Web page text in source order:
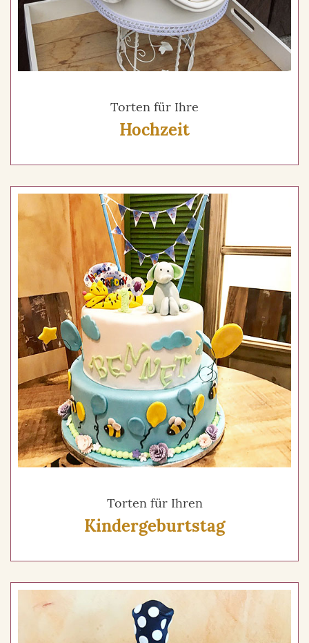
Torten für Ihre
Hochzeit
Torten für Ihren
Kindergeburtstag